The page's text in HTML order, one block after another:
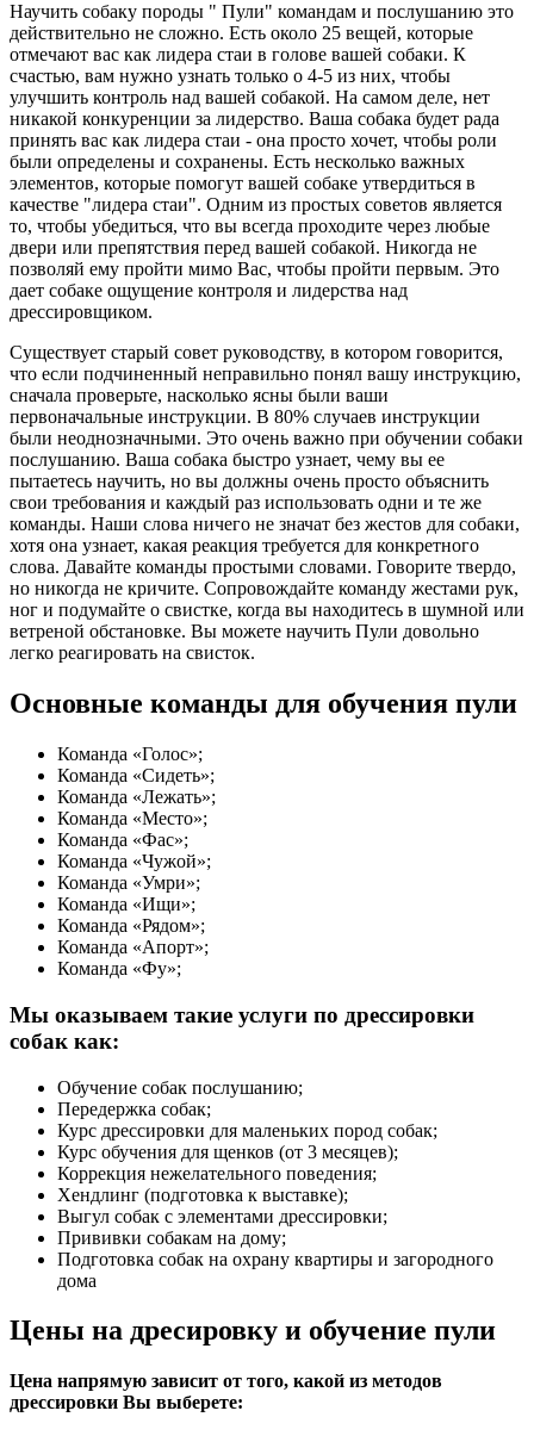
Научить собаку породы " Пули" командам и послушанию это
действительно не сложно. Есть около 25 вещей, которые
отмечают вас как лидера стаи в голове вашей собаки. К
счастью, вам нужно узнать только о 4-5 из них, чтобы
улучшить контроль над вашей собакой. На самом деле, нет
никакой конкуренции за лидерство. Ваша собака будет рада
принять вас как лидера стаи - она просто хочет, чтобы роли
были определены и сохранены. Есть несколько важных
элементов, которые помогут вашей собаке утвердиться в
качестве "лидера стаи". Одним из простых советов является
то, чтобы убедиться, что вы всегда проходите через любые
двери или препятствия перед вашей собакой. Никогда не
позволяй ему пройти мимо Вас, чтобы пройти первым. Это
дает собаке ощущение контроля и лидерства над
дрессировщиком.
Существует старый совет руководству, в котором говорится,
что если подчиненный неправильно понял вашу инструкцию,
сначала проверьте, насколько ясны были ваши
первоначальные инструкции. В 80% случаев инструкции
были неоднозначными. Это очень важно при обучении собаки
послушанию. Ваша собака быстро узнает, чему вы ее
пытаетесь научить, но вы должны очень просто объяснить
свои требования и каждый раз использовать одни и те же
команды. Наши слова ничего не значат без жестов для собаки,
хотя она узнает, какая реакция требуется для конкретного
слова. Давайте команды простыми словами. Говорите твердо,
но никогда не кричите. Сопровождайте команду жестами рук,
ног и подумайте о свистке, когда вы находитесь в шумной или
ветреной обстановке. Вы можете научить Пули довольно
легко реагировать на свисток.
Основные команды для обучения пули
Команда «Голос»;
Команда «Сидеть»;
Команда «Лежать»;
Команда «Место»;
Команда «Фас»;
Команда «Чужой»;
Команда «Умри»;
Команда «Ищи»;
Команда «Рядом»;
Команда «Апорт»;
Команда «Фу»;
Мы оказываем такие услуги по дрессировки
собак как:
Обучение собак послушанию;
Передержка собак;
Курс дрессировки для маленьких пород собак;
Курс обучения для щенков (от 3 месяцев);
Коррекция нежелательного поведения;
Хендлинг (подготовка к выставке);
Выгул собак с элементами дрессировки;
Прививки собакам на дому;
Подготовка собак на охрану квартиры и загородного
дома
Цены на дресировку и обучение пули
Цена напрямую зависит от того, какой из методов
дрессировки Вы выберете: